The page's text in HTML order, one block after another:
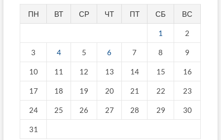
ПН ВТ СР ЧТ ПТ СБ ВС
1 2
3 4 5 6 7 8 9
10 11 12 13 14 15 16
17 18 19 20 21 22 23
24 25 26 27 28 29 30
31